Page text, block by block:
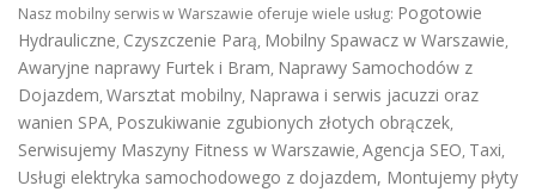
Nasz mobilny serwis w Warszawie oferuje wiele usług: Pogotowie
Hydrauliczne, Czyszczenie Parą, Mobilny Spawacz w Warszawie,
Awaryjne naprawy Furtek i Bram, Naprawy Samochodów z
Dojazdem, Warsztat mobilny, Naprawa i serwis jacuzzi oraz
wanien SPA, Poszukiwanie zgubionych złotych obrączek,
Serwisujemy Maszyny Fitness w Warszawie, Agencja SEO, Taxi,
Usługi elektryka samochodowego z dojazdem, Montujemy płyty